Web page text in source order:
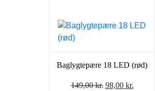
Baglygtepære 18 LED (rød)
149,00kr. Den
98,00 kr.